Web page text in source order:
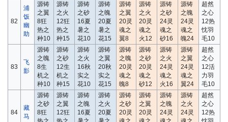
82
浦
饭
幽
助
源铸
之翼
8狂
热之
种10
源铸
之火
12狂
热之
种15
源铸
之砂
16夏
暑之
花10
源铸
之魄
20夏
暑之
花15
源铸
之翼
20灵
魂之
翼8
源铸
之火
20灵
魂之
火12
源铸
之砂
24灵
魂之
砂16
源铸
之魄
24灵
魂之
魄24
超然
之心
12热
忱羽
毛10
83
飞
影
源铸
之魄
8生
机之
种10
源铸
之砂
12生
机之
种15
源铸
之火
16秋
实之
花10
源铸
之翼
20秋
实之
花15
源铸
之魄
20灵
魂之
魄8
源铸
之砂
20灵
魂之
砂12
源铸
之火
24灵
魂之
火16
源铸
之翼
24灵
魂之
翼24
超然
之心
12活
力羽
毛10
84
藏
马
源铸
之砂
8狂
源铸
之翼
12狂
源铸
之魄
16夏
源铸
之火
20夏
源铸
之砂
20灵
源铸
之翼
20灵
源铸
之魄
24灵
源铸
之火
24灵
超然
之心
12热